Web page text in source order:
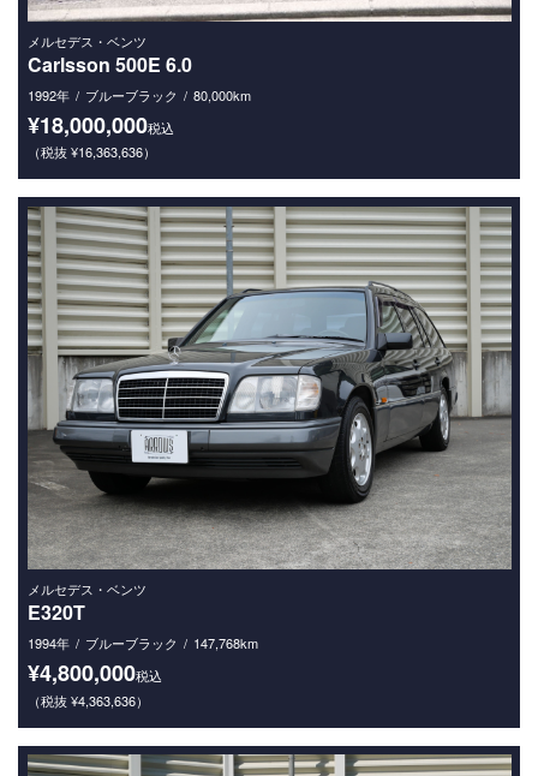
メルセデス・ベンツ
Carlsson 500E 6.0
1992年 ブルーブラック 80,000km
¥18,000,000税込
（税抜 ¥16,363,636）
メルセデス・ベンツ
E320T
1994年 ブルーブラック 147,768km
¥4,800,000税込
（税抜 ¥4,363,636）